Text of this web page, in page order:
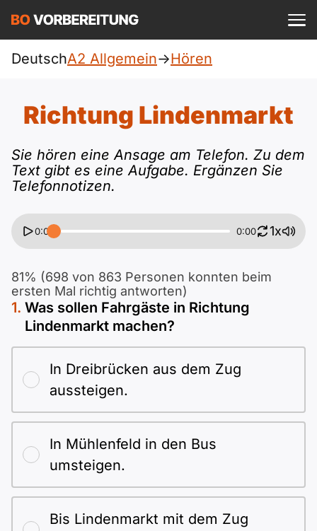
Allgemein
DTZ
telc
Goethe
ÖSD
Pflege (telc)
Deutsch
Englisch
Ukrainisch
Russisch
Polnisch
A1 DTZ
A1 telc
A1 ÖIF
A2 Allgemein
A2 DTZ
A2 Goethe
A2 ÖIF
B1
B1 Allgemein
B1 DTZ
B1 Beruf
B1 telc
B1 Goethe
B1 ÖIF
B1 ÖSD
B1 Pflege (telc)
B2
B2 Allgemein
B2 Beruf
B2 telc
B2 Goethe
Blog
Webinare
Mehr Tools
Online-Kurse
Spiele
Schulen & Kurse
Einloggen ist kostenlos?
DeutschA2 Allgemein->Hören
Richtung Lindenmarkt
Sie hören eine Ansage am Telefon. Zu dem
Text gibt es eine Aufgabe. Ergänzen Sie
Telefonnotizen.
0:00 0:00 1x
81% (698 von 863 Personen konnten beim
ersten Mal richtig antworten)
Was sollen Fahrgäste in Richtung
Lindenmarkt machen?
In Dreibrücken aus dem Zug
aussteigen.
In Mühlenfeld in den Bus
umsteigen.
Bis Lindenmarkt mit dem Zug